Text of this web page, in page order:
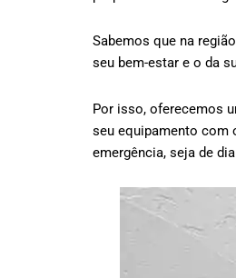
Sabemos que na
seu bem-estar e o da
Por isso, oferecemos
seu equipamento com
emergência, seja de